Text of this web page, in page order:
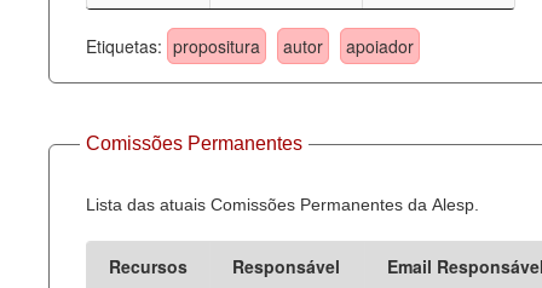
Agenda
Perguntas frequentes
Contato
Etiquetas: propositura autor apoiador
Comissões Permanentes
Lista das atuais Comissões Permanentes da Alesp.
Recursos Responsável
Email